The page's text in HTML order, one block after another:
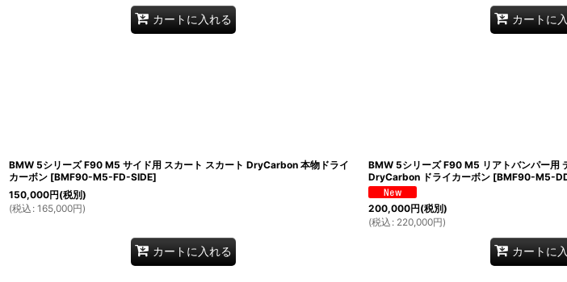
カートに入れる カートに
BMW 5シリーズ F90 M5 サイド用 スカート スカート DryCarbon 本物ドライ
カーボン [BMF90-M5-FD-SIDE]
150,000円(税別)
(税込 : 165,000円)
カートに入れる
BMW 5シリーズ F90 M5 リアトバンパー用
DryCarbon ドライカーボン [BMF90-M5-
200,000円(税別)
(税込 : 220,000円)
カートに